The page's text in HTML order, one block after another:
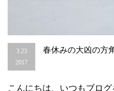
3.23
2017
春休みの大凶の方
こんにちは、いつもブロ